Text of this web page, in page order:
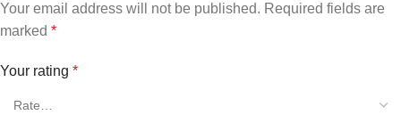
Your email address will not be published. Required fields are
marked *
Your rating *